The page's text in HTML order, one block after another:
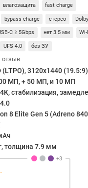
влагозащита fast charge
bypass charge стерео
C ≥ 5Gbps нет 3.5 мм
UFS 4.0 без ЗУ
отзыв
(LTPO), 3120x1440
МП, + 50 МП, и 10 МП
стабилизация,
8 Elite Gen 5 (Adreno
толщина 7.9 мм